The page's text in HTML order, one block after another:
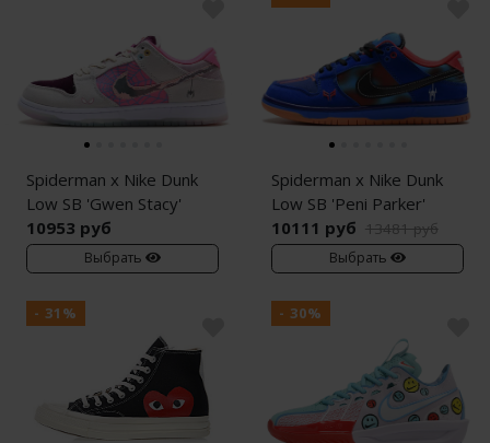
Spiderman x Nike Dunk
Low SB 'Gwen Stacy'
10953 руб
Выбрать
Spiderman x Nike Dunk
Low SB 'Peni Parker'
10111 руб 13481 руб
Выбрать
- 31% - 30%